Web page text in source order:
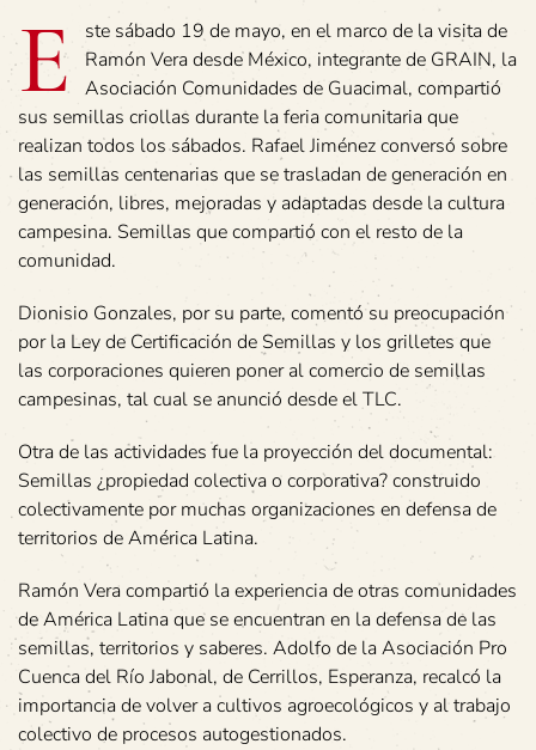
E
ste sábado 19 de mayo, en el marco de la visita de
Ramón Vera desde México, integrante de GRAIN, la
Asociación Comunidades de Guacimal, compartió
sus semillas criollas durante la feria comunitaria que
realizan todos los sábados. Rafael Jiménez conversó sobre
las semillas centenarias que se trasladan de generación en
generación, libres, mejoradas y adaptadas desde la cultura
campesina. Semillas que compartió con el resto de la
comunidad.
Dionisio Gonzales, por su parte, comentó su preocupación
por la Ley de Certificación de Semillas y los grilletes que
las corporaciones quieren poner al comercio de semillas
campesinas, tal cual se anunció desde el TLC.
Otra de las actividades fue la proyección del documental:
Semillas ¿propiedad colectiva o corporativa? construido
colectivamente por muchas organizaciones en defensa de
territorios de América Latina.
Ramón Vera compartió la experiencia de otras comunidades
de América Latina que se encuentran en la defensa de las
semillas, territorios y saberes. Adolfo de la Asociación Pro
Cuenca del Río Jabonal, de Cerrillos, Esperanza, recalcó la
importancia de volver a cultivos agroecológicos y al trabajo
colectivo de procesos autogestionados.